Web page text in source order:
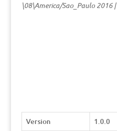
\08\America/Sao_Paulo 2016|
Version
1.0.0